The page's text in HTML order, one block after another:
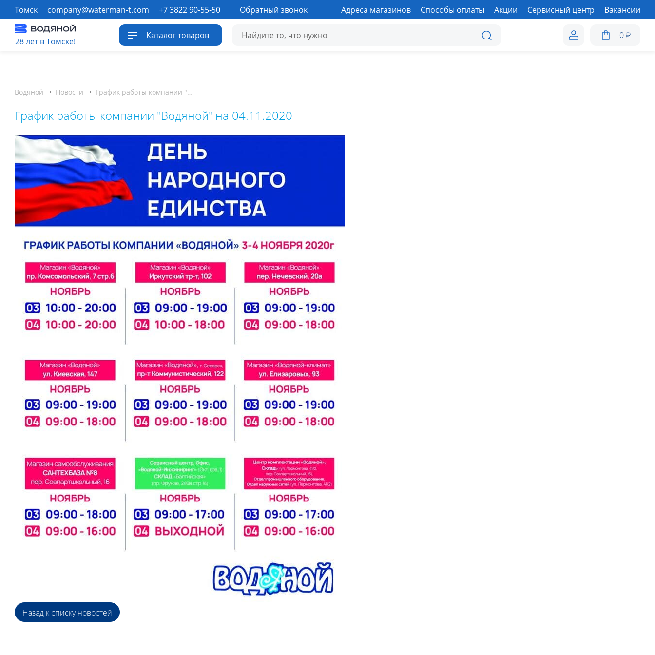
Томск company@waterman-t.com +7 3822 90-55-50 Обратный звонок Адреса магазинов Способы оплаты Акции Сервисный центр Вакансии
28 лет в Томске!
Каталог товаров 0₽
Водяной • Новости • График работы компании "Водяной" на 04.11.2020
График работы компании "Водяной" на 04.11.2020
Назад к списку новостей